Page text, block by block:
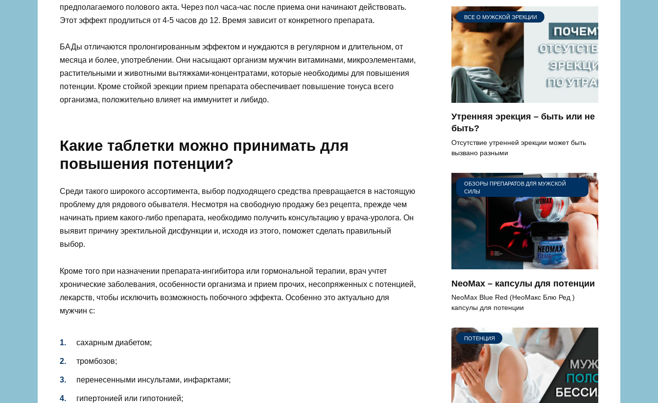
предполагаемого полового акта. Через пол часа-час после приема они начинают действовать.
Этот эффект продлиться от 4-5 часов до 12. Время зависит от конкретного препарата.
БАДы отличаются пролонгированным эффектом и нуждаются в регулярном и длительном, от
месяца и более, употреблении. Они насыщают организм мужчин витаминами, микроэлементами,
растительными и животными вытяжками-концентратами, которые необходимы для повышения
потенции. Кроме стойкой эрекции прием препарата обеспечивает повышение тонуса всего
организма, положительно влияет на иммунитет и либидо.
Какие таблетки можно принимать для
повышения потенции?
Среди такого широкого ассортимента, выбор подходящего средства превращается в настоящую
проблему для рядового обывателя. Несмотря на свободную продажу без рецепта, прежде чем
начинать прием какого-либо препарата, необходимо получить консультацию у врача-уролога. Он
выявит причину эректильной дисфункции и, исходя из этого, поможет сделать правильный
выбор.
Кроме того при назначении препарата-ингибитора или гормональной терапии, врач учтет
хронические заболевания, особенности организма и прием прочих, несопряженных с потенцией,
лекарств, чтобы исключить возможность побочного эффекта. Особенно это актуально для
мужчин с:
сахарным диабетом;
тромбозов;
перенесенными инсультами, инфарктами;
гипертонией или гипотонией;
ВСЕ О МУЖСКОЙ ЭРЕКЦИИ
Утренняя эрекция – быть или не
быть?
Отсутствие утренней эрекции может быть
вызвано разными
ОБЗОРЫ ПРЕПАРАТОВ ДЛЯ МУЖСКОЙ
СИЛЫ
NeoMax – капсулы для потенции
NeoMax Blue Red (НеоМакс Блю Ред )
капсулы для потенции
ПОТЕНЦИЯ